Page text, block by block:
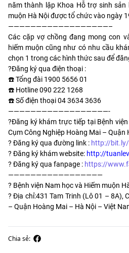
năm thành lập Khoa Hỗ trợ sinh sản
muộn Hà Nội được tổ chức vào ngày
——————————————————–
Các cặp vợ chồng đang mong con
hiếm muộn cũng như có nhu cầu
chọn 1 trong các hình thức sau để
?Đăng ký qua điện thoại :
☎️ Tổng đài 1900 5656 01
☎️ Hotline 090 222 1268
☎️ Số điện thoại 04 3634 3636
——————————————————-
️?Đăng ký khám trực tiếp tại Bệnh
Cụm Công Nghiệp Hoàng Mai – Quận
️? Đăng ký qua đường link : http://
️? Đăng ký khám website: http://
️? Đăng ký qua fanpage : https://
—————————————————
? Bệnh viện Nam học và Hiếm muộn
? Địa chỉ:431 Tam Trinh (Lô 01 – 8A),
– Quận Hoàng Mai – Hà Nội – Việt
Chia sẻ: